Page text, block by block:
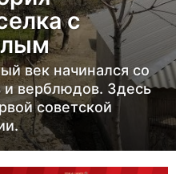
с
век начинался со
и верблюдов. Здесь
советской